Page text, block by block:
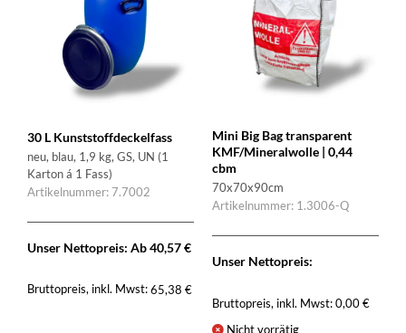
30 L Kunststoffdeckelfass
neu, blau, 1,9 kg, GS, UN (1
Karton á 1 Fass)
Artikelnummer: 7.7002
Unser Nettopreis: Ab40,57€
Bruttopreis, inkl. Mwst: 65,38 €
Mini Big Bag transparent
KMF/Mineralwolle | 0,44
cbm
70x70x90cm
Artikelnummer: 1.3006-Q
Unser Nettopreis:
Bruttopreis, inkl. Mwst: 0,00€
Nicht vorrätig